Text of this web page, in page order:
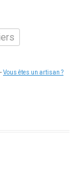
-Vous êtes un artisan ?